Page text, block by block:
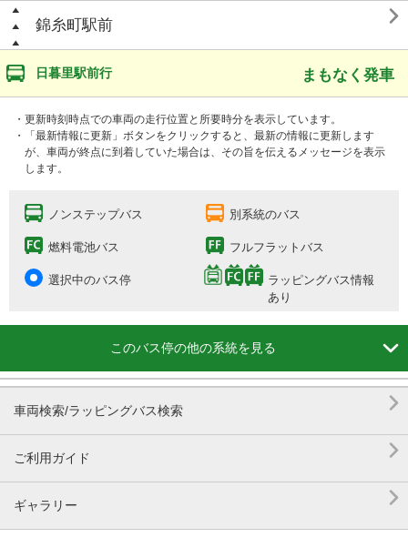
錦糸町駅前 
日暮里駅前行 まもなく発車
・更新時刻時点での車両の走行位置と所要時分を表示しています。
・「最新情報に更新」ボタンをクリックすると、最新の情報に更新します
が、車両が終点に到着していた場合は、その旨を伝えるメッセージを表示
します。
ノンステップバス 別系統のバス
燃料電池バス フルフラットバス
選択中のバス停
ラッピングバス情報
あり
このバス停の他の系統を見る 
車両検索/ラッピングバス検索 
ご利用ガイド 
ギャラリー 